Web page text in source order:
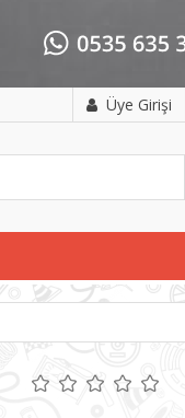
Üye Girişi